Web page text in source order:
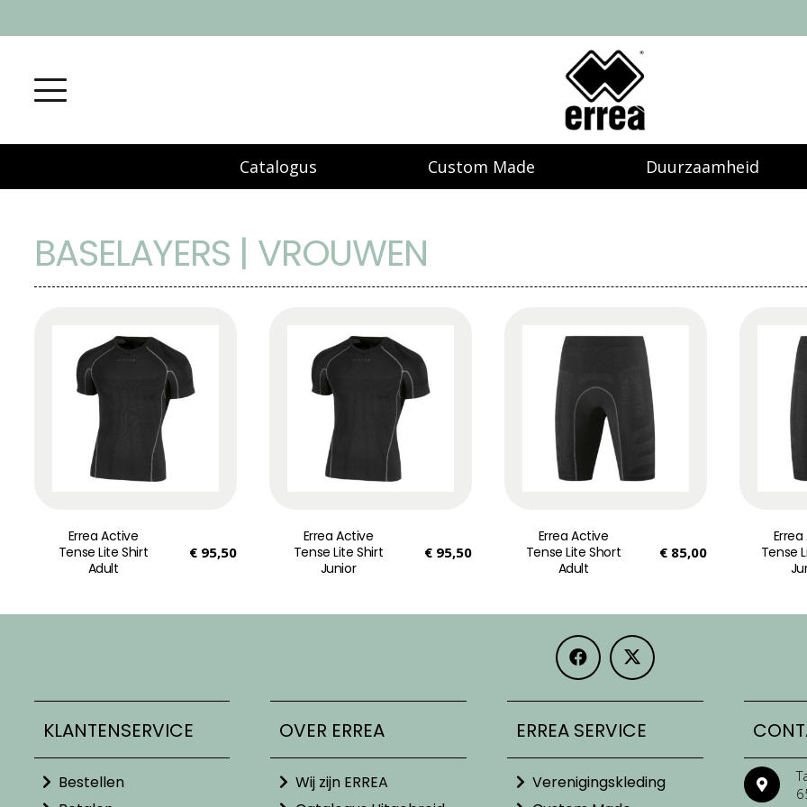
Catalogus Custom Made Duurzaamheid
BASELAYERS | VROUWEN
Errea Active
Tense Lite Shirt
Adult
€95,50
Errea Active
Tense Lite Shirt
Junior
€95,50
Errea Active
Tense Lite Short
Adult
€85,00
Tense
KLANTENSERVICE
Bestellen
OVER ERREA
Wij zijn ERREA
ERREA SERVICE
Verenigingskleding